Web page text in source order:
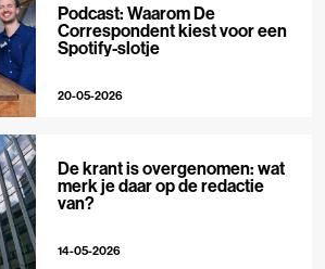
Podcast: Waarom De
Correspondent kiest voor een
Spotify-slotje
20-05-2026
De krant is overgenomen: wat
merk je daar op de redactie
van?
14-05-2026